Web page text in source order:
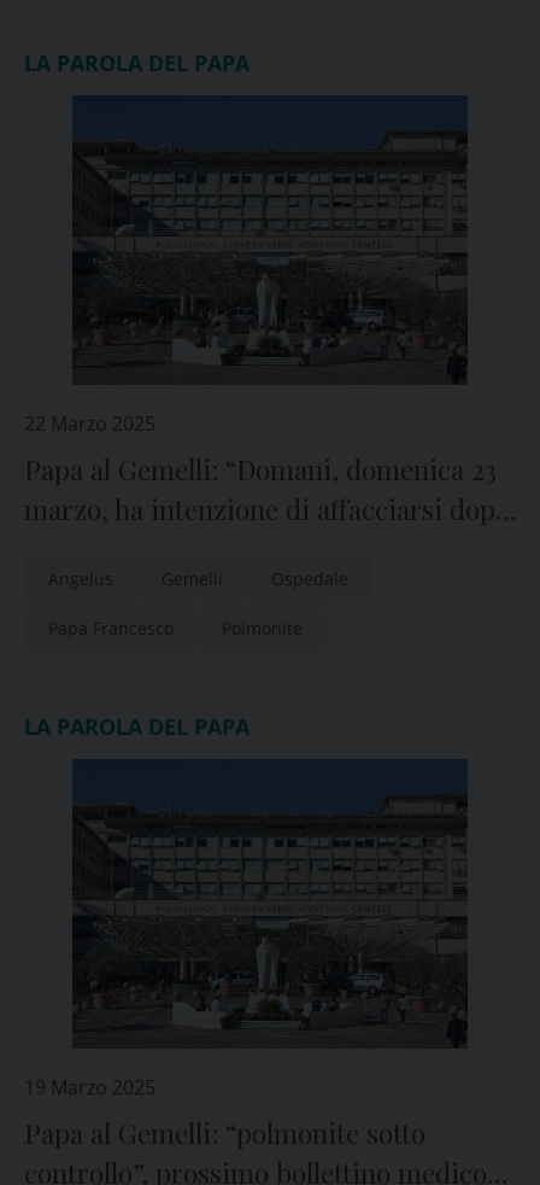
LA PAROLA DEL PAPA
22 Marzo 2025
Papa al Gemelli: “Domani, domenica 23
marzo, ha intenzione di affacciarsi dopo
Angelus Gemelli Ospedale
Papa Francesco Polmonite
LA PAROLA DEL PAPA
19 Marzo 2025
Papa al Gemelli: “polmonite sotto
controllo”, prossimo bollettino medico